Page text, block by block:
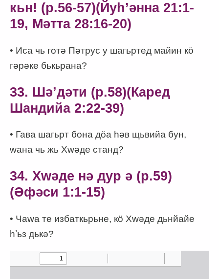
кьн! (p.56-57)(Йуһʼәнна 21:1-
19, Мәтта 28:16-20)
• Иса чь готә Пәтрус у шагьртед майин кӧ
гәрәке бькьрана?
33. Шәʼдәти (p.58)(Каред
Шандийа 2:22-39)
• Гава шагьрт бона дӧа һәв щьвийа бун,
wана чь жь Хwәде станд?
34. Хwәде нә дур ә (p.59)
(Әфәси 1:1-15)
• Чаwа те избаткьрьне, кӧ Хwәде дьнйайе
һʼьз дькә?